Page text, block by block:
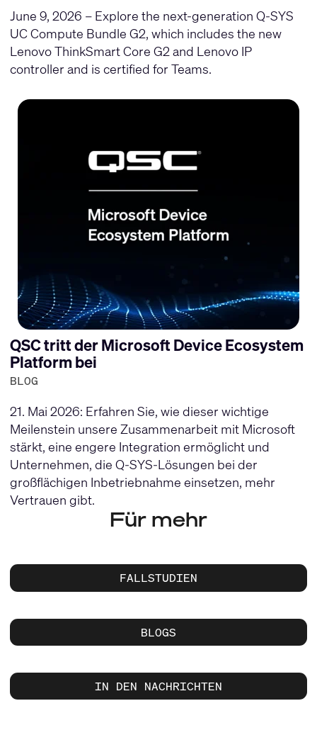
June 9, 2026 – Explore the next-generation Q-SYS
UC Compute Bundle G2, which includes the new
Lenovo ThinkSmart Core G2 and Lenovo IP
controller and is certified for Teams.
QSC tritt der Microsoft Device Ecosystem
Platform bei
BLOG
21. Mai 2026: Erfahren Sie, wie dieser wichtige
Meilenstein unsere Zusammenarbeit mit Microsoft
stärkt, eine engere Integration ermöglicht und
Unternehmen, die Q-SYS-Lösungen bei der
großflächigen Inbetriebnahme einsetzen, mehr
Vertrauen gibt.
Für mehr
FALLSTUDIEN
BLOGS
IN DEN NACHRICHTEN